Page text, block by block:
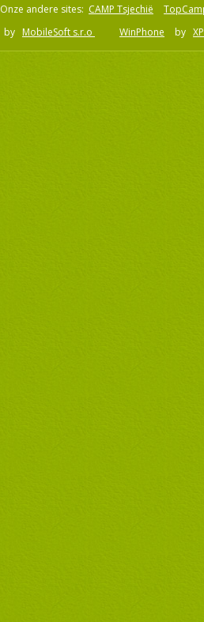
Onze andere sites: CAMP Tsjechië
by MobileSoft s.r.o WinPhone by